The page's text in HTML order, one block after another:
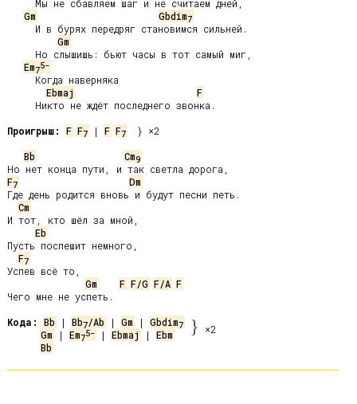
Gm
Gbdim7
Gm
Em75-
Ebmaj
F
Проигрыш:
F F7 | F F7
  } ×2
Bb
Cm9
F7
Dm
Где день родится вновь и будут песни петь.
Cm
И тот, кто шёл за мной,
Eb
Пусть поспешит немного,
F7
Успев всё то,
Gm
F F/G F/A F
Чего мне не успеть.
Кода:
Bb | Bb7/Ab | Gm | Gbdim7
Gm | Em75- | Ebmaj | Ebm }
×2
Bb